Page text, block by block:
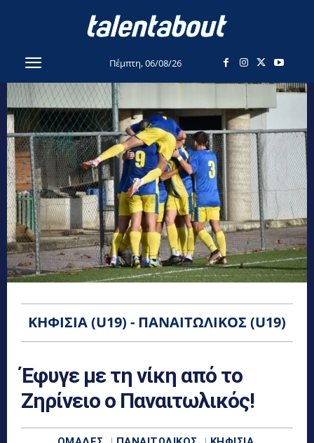
Πέμπτη, 06/08/26
ΚΗΦΙΣΙΆ (U19) - ΠΑΝΑΙΤΩΛΙΚΌΣ (U19)
Έφυγε με τη νίκη από το
Ζηρίνειο ο Παναιτωλικός!